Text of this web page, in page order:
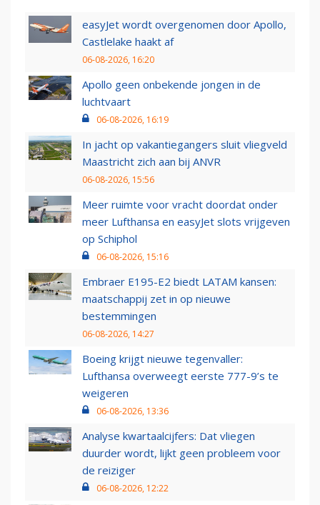
easyJet wordt overgenomen door Apollo,
Castlelake haakt af
06-08-2026, 16:20
Apollo geen onbekende jongen in de
luchtvaart
06-08-2026, 16:19
In jacht op vakantiegangers sluit vliegveld
Maastricht zich aan bij ANVR
06-08-2026, 15:56
Meer ruimte voor vracht doordat onder
meer Lufthansa en easyJet slots vrijgeven
op Schiphol
06-08-2026, 15:16
Embraer E195-E2 biedt LATAM kansen:
maatschappij zet in op nieuwe
bestemmingen
06-08-2026, 14:27
Boeing krijgt nieuwe tegenvaller:
Lufthansa overweegt eerste 777-9’s te
weigeren
06-08-2026, 13:36
Analyse kwartaalcijfers: Dat vliegen
duurder wordt, lijkt geen probleem voor
de reiziger
06-08-2026, 12:22